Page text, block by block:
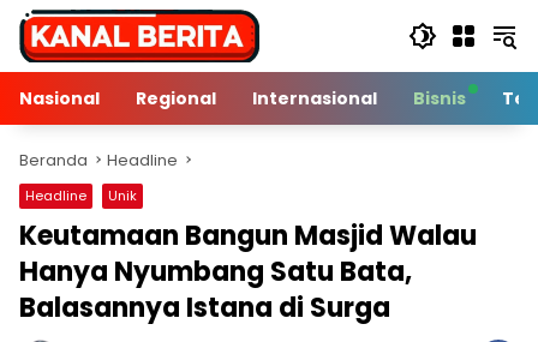
Langsung
konten
Nasional
Regional Internasional Bisnis
Beranda Headline
Headline Unik
Keutamaan Bangun Masjid Walau
Hanya Nyumbang Satu Bata,
Balasannya Istana di Surga